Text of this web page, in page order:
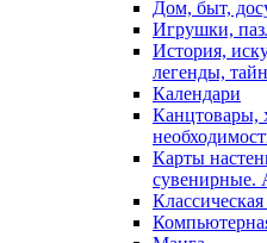
Дом, быт,
Игрушки,
История,
легенды,
Календари
Канцтовары,
Карты
сувенирные.